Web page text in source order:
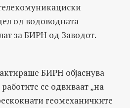
од водоводната
за БИРН од Заводот.
БИРН објаснува
се одвиваат „на
геомеханичките